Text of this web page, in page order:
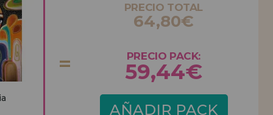
PRECIO TOTAL
64,80€
PRECIO PACK:
59,44€
AÑADIR PACK